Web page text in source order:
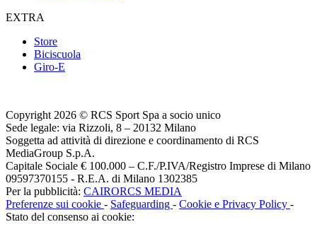
EXTRA
Store
Biciscuola
Giro-E
Copyright 2026 © RCS Sport Spa a socio unico
Sede legale: via Rizzoli, 8 – 20132 Milano
Soggetta ad attività di direzione e coordinamento di RCS
MediaGroup S.p.A.
Capitale Sociale € 100.000 – C.F./P.IVA/Registro Imprese di Milano
09597370155 - R.E.A. di Milano 1302385
Per la pubblicità: CAIRORCS MEDIA
Preferenze sui cookie - Safeguarding - Cookie e Privacy Policy -
Stato del consenso ai cookie: